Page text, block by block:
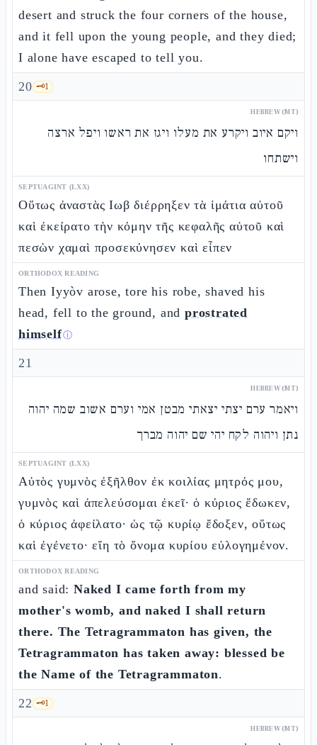
desert and struck the four corners of the house,
and it fell upon the young people, and they died;
I alone have escaped to tell you.
20 🗝️1
HEBREW (MT)
ויקם איוב ויקרע את מעלו ויגז את ראשו ויפל ארצה
וישתחו
SEPTUAGINT (LXX)
Οὕτως ἀναστὰς Ιωβ διέρρηξεν τὰ ἱμάτια αὐτοῦ
καὶ ἐκείρατο τὴν κόμην τῆς κεφαλῆς αὐτοῦ καὶ
πεσὼν χαμαὶ προσεκύνησεν καὶ εἶπεν
ORTHODOX READING
Then Iyyòv arose, tore his robe, shaved his
head, fell to the ground, andprostrated
himselfⓘ
21
HEBREW (MT)
ויאמר ערם יצתי יצאתי מבטן אמי וערם אשוב שמה יהוה
נתן ויהוה לקח יהי שם יהוה מברך
SEPTUAGINT (LXX)
Αὐτὸς γυμνὸς ἐξῆλθον ἐκ κοιλίας μητρός μου,
γυμνὸς καὶ ἀπελεύσομαι ἐκεῖ· ὁ κύριος ἔδωκεν,
ὁ κύριος ἀφείλατο· ὡς τῷ κυρίῳ ἔδοξεν, οὕτως
καὶ ἐγένετο· εἴη τὸ ὄνομα κυρίου εὐλογημένον.
ORTHODOX READING
and said: Naked I came forth from my
mother's womb, and naked I shall return
there. The Tetragrammaton has given, the
Tetragrammaton has taken away: blessed be
the Name of the Tetragrammaton.
22 🗝️1
HEBREW (MT)